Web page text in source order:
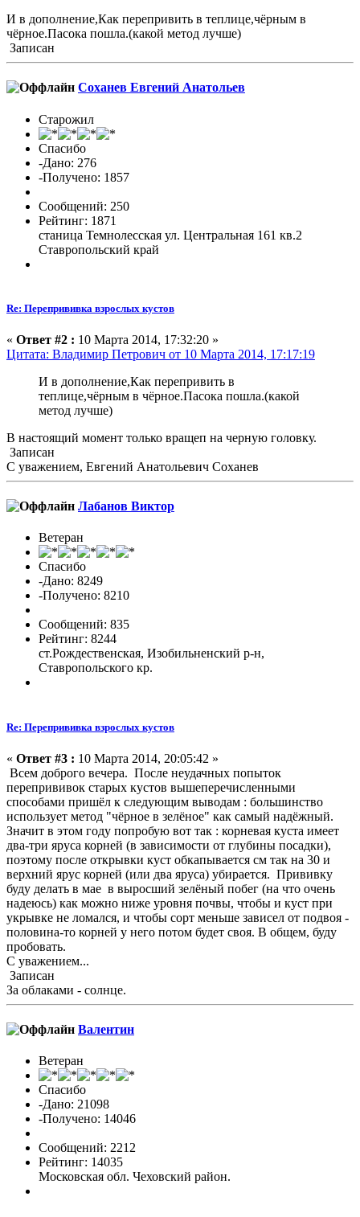
И в дополнение,Как перепривить в теплице,чёрным в
чёрное.Пасока пошла.(какой метод лучше)
Записан
Соханев Евгений Анатольев
Старожил
Спасибо
-Дано: 276
-Получено: 1857
Сообщений: 250
Рейтинг: 1871
станица Темнолесская ул. Центральная 161 кв.2
Ставропольский край
Re: Перепрививка взрослых кустов
« Ответ #2 : 10 Марта 2014, 17:32:20 »
Цитата: Владимир Петрович от 10 Марта 2014, 17:17:19
И в дополнение,Как перепривить в
теплице,чёрным в чёрное.Пасока пошла.(какой
метод лучше)
В настоящий момент только вращеп на черную головку.
Записан
С уважением, Евгений Анатольевич Соханев
Лабанов Виктор
Ветеран
Спасибо
-Дано: 8249
-Получено: 8210
Сообщений: 835
Рейтинг: 8244
ст.Рождественская, Изобильненский р-н,
Ставропольского кр.
Re: Перепрививка взрослых кустов
« Ответ #3 : 10 Марта 2014, 20:05:42 »
Всем доброго вечера. После неудачных попыток
перепрививок старых кустов вышеперечисленными
способами пришёл к следующим выводам : большинство
использует метод "чёрное в зелёное" как самый надёжный.
Значит в этом году попробую вот так : корневая куста имеет
два-три яруса корней (в зависимости от глубины посадки),
поэтому после открывки куст обкапывается см так на 30 и
верхний ярус корней (или два яруса) убирается. Прививку
буду делать в мае в выросший зелёный побег (на что очень
надеюсь) как можно ниже уровня почвы, чтобы и куст при
укрывке не ломался, и чтобы сорт меньше зависел от подвоя -
половина-то корней у него потом будет своя. В общем, буду
пробовать.
С уважением...
Записан
За облаками - солнце.
Валентин
Ветеран
Спасибо
-Дано: 21098
-Получено: 14046
Сообщений: 2212
Рейтинг: 14035
Московская обл. Чеховский район.